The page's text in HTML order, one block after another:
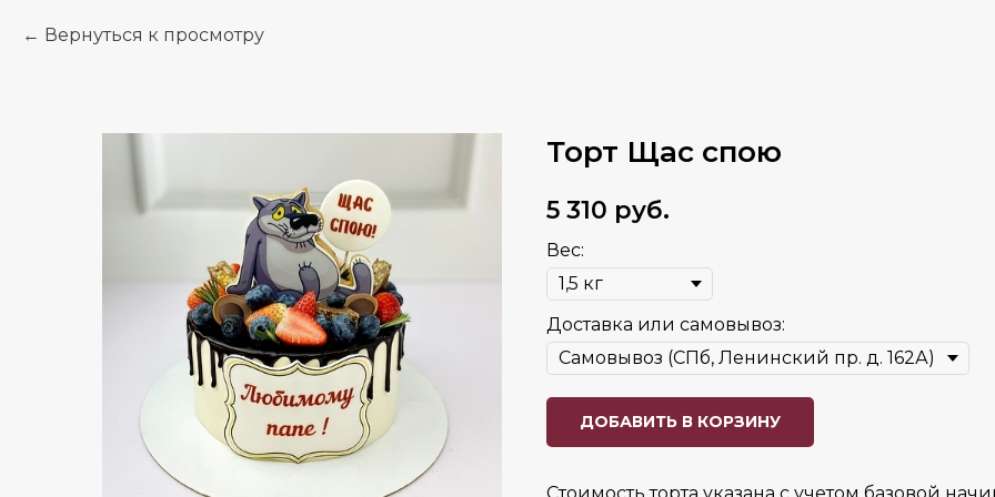
Вернуться к просмотру
Торт Щас спою
5 310 руб.
Вес:
Доставка или самовывоз:
ДОБАВИТЬ В КОРЗИНУ
Стоимость торта указана с учетом базовой